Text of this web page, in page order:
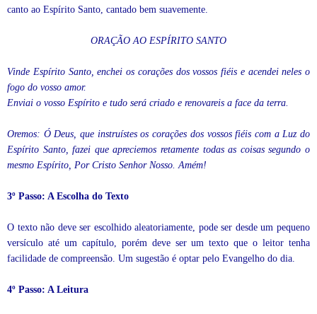
canto ao Espírito Santo, cantado bem suavemente.
ORAÇÃO AO ESPÍRITO SANTO
Vinde Espírito Santo, enchei os corações dos vossos fiéis e acendei neles o
fogo do vosso amor.
Enviai o vosso Espírito e tudo será criado e renovareis a face da terra.
Oremos: Ó Deus, que instruístes os corações dos vossos fiéis com a Luz do
Espírito Santo, fazei que apreciemos retamente todas as coisas segundo o
mesmo Espírito, Por Cristo Senhor Nosso. Amém!
3º Passo: A Escolha do Texto
O texto não deve ser escolhido aleatoriamente, pode ser desde um pequeno
versículo até um capítulo, porém deve ser um texto que o leitor tenha
facilidade de compreensão. Um sugestão é optar pelo Evangelho do dia.
4º Passo: A Leitura